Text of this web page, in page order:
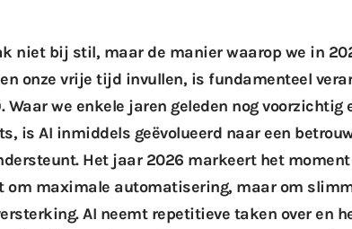
niet bij stil, maar de manier waarop we in
onze vrije tijd invullen, is fundamenteel
Waar we enkele jaren geleden nog
is AI inmiddels geëvolueerd naar een
Het jaar 2026 markeert het
om maximale automatisering, maar om
AI neemt repetitieve taken over en